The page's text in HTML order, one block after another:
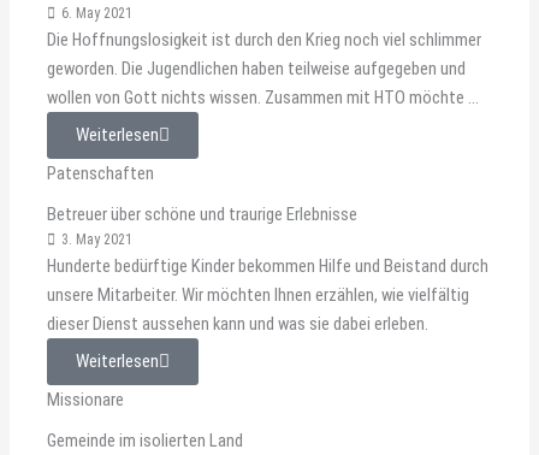
6. May 2021
Die Hoffnungslosigkeit ist durch den Krieg noch viel schlimmer
geworden. Die Jugendlichen haben teilweise aufgegeben und
wollen von Gott nichts wissen. Zusammen mit HTO möchte ...
Weiterlesen
Patenschaften
Betreuer über schöne und traurige Erlebnisse
3. May 2021
Hunderte bedürftige Kinder bekommen Hilfe und Beistand durch
unsere Mitarbeiter. Wir möchten Ihnen erzählen, wie vielfältig
dieser Dienst aussehen kann und was sie dabei erleben.
Weiterlesen
Missionare
Gemeinde im isolierten Land